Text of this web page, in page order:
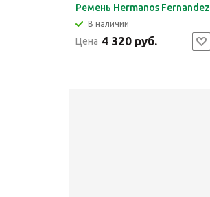
Ремень Hermanos Fernandez
В наличии
Цена 4 320 руб.